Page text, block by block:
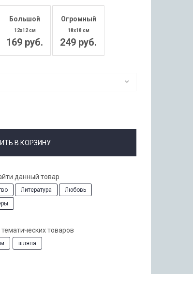
Большой
12x12 см
169 руб.
Огромный
18x18 см
249 руб.
В КОРЗИНУ
данный товар
Литература
Любовь
товаров
шляпа